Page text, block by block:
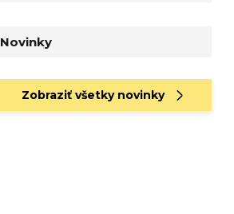
Novinky
Zobraziť všetky novinky